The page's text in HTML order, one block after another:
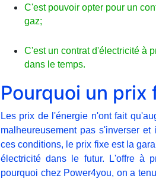
C'est pouvoir opter pour un
gaz;
C'est un contrat d'électricité à
dans le temps.
Pourquoi un prix
Les prix de l'énergie n'ont fait
malheureusement pas s'inverser
ces conditions, le prix fixe est la
électricité dans le futur. L'offre à
pourquoi chez Power4you, on a